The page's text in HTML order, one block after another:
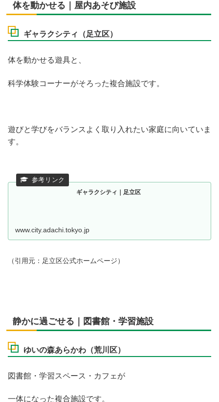
体を動かせる｜屋内あそび施設
ギャラクシティ（足立区）
体を動かせる遊具と、
科学体験コーナーがそろった複合施設です。
遊びと学びをバランスよく取り入れたい家庭に向いていま
す。
ギャラクシティ｜足立区
www.city.adachi.tokyo.jp
（引用元：足立区公式ホームページ）
静かに過ごせる｜図書館・学習施設
ゆいの森あらかわ（荒川区）
図書館・学習スペース・カフェが
一体になった複合施設です。